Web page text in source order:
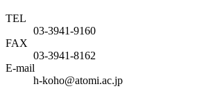
TEL
03-3941-9160
FAX
03-3941-8162
E-mail
h-koho@atomi.ac.jp